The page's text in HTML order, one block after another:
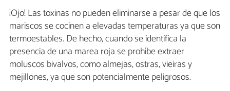
¡Ojo! Las toxinas no pueden eliminarse a pesar de que los
mariscos se cocinen a elevadas temperaturas ya que son
termoestables. De hecho, cuando se identifica la
presencia de una marea roja se prohíbe extraer
moluscos bivalvos, como almejas, ostras, vieiras y
mejillones, ya que son potencialmente peligrosos.